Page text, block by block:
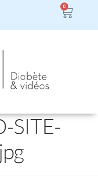
0
SITE-